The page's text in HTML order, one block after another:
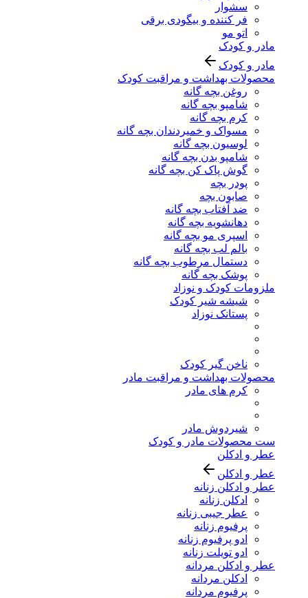
سشوار
فر کننده و بیگودی برقی
اتو مو
مادر و کودک
مادر و کودک
محصولات بهداشت و مراقبت کودک
روغن بچه گانه
شامپو بچه گانه
کرم بچه گانه
مسواک و خمیردندان بچه گانه
لوسیون بچه گانه
شامپو بدن بچه گانه
گوش پاک کن بچه گانه
پودر بچه
صابون بچه
ضد آفتاب بچه گانه
دهانشویه بچه گانه
اسپری مو بچه گانه
بالم لب بچه گانه
دستمال مرطوب بچه گانه
پوشک بچه گانه
ملزومات کودک و نوزاد
شیشه شیر کودک
پستانک نوزاد
ناخن گیر کودک
محصولات بهداشت و مراقبت مادر
کرم های مادر
شیردوش مادر
ست محصولات مادر و کودک
عطر و ادکلن
عطر و ادکلن
عطر و ادکلن زنانه
ادکلن زنانه
عطر جیبی زنانه
پرفیوم زنانه
ادو پرفیوم زنانه
ادو تویلت زنانه
عطر و ادکلن مردانه
ادکلن مردانه
پرفیوم مردانه